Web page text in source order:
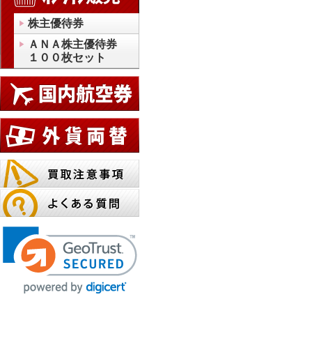
株主優待券
ＡＮＡ株主優待券
１００枚セット